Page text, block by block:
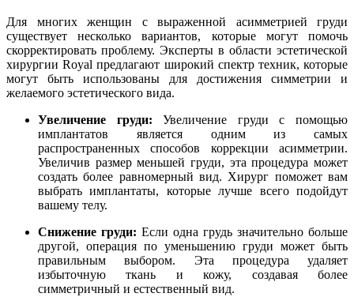
Для многих женщин с выраженной асимметрией груди
существует несколько вариантов, которые могут помочь
скорректировать проблему. Эксперты в области эстетической
хирургии Royal предлагают широкий спектр техник, которые
могут быть использованы для достижения симметрии и
желаемого эстетического вида.
Увеличение груди: Увеличение груди с помощью
имплантатов является одним из самых
распространенных способов коррекции асимметрии.
Увеличив размер меньшей груди, эта процедура может
создать более равномерный вид. Хирург поможет вам
выбрать имплантаты, которые лучше всего подойдут
вашему телу.
Снижение груди: Если одна грудь значительно больше
другой, операция по уменьшению груди может быть
правильным выбором. Эта процедура удаляет
избыточную ткань и кожу, создавая более
симметричный и естественный вид.